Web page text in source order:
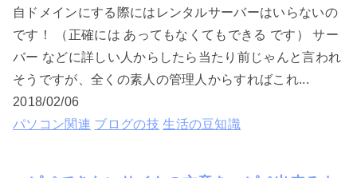
自ドメインにする際にはレンタルサーバーはいらないの
です！ （正確には あってもなくてもできる です） サー
バー などに詳しい人からしたら当たり前じゃんと言われ
そうですが、全くの素人の管理人からすればこれ...
2018/02/06
パソコン関連 ブログの技 生活の豆知識